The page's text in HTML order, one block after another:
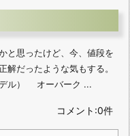
と思ったけど、今、値段を
だったような気もする。
デル） オーバーク ...
コメント:0件